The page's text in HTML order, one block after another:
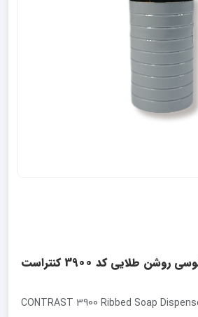
جا مایع خط درشت طوسی روشن طلایی کد 3900 کنتراست
CONTRAST 3900 Ribbed Soap